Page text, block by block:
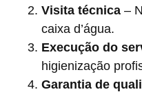
Visita técnica –
caixa d’água.
Execução do
higienização
Garantia de